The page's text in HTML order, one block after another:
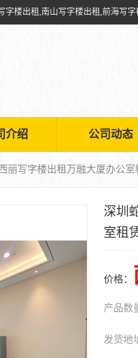
介绍 公司动态
丽写字楼出租万融大厦办公室
深圳
室租
价格：
产品数
发货地